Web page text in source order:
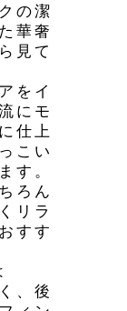
の潔
華奢
見て
をイ
にモ
仕上
こい
す。
ろん
リラ
すす
、後